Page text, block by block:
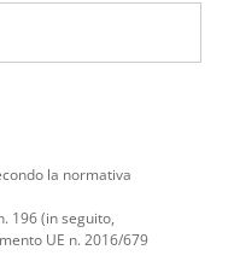
la normativa
196 (in seguito,
UE n. 2016/679